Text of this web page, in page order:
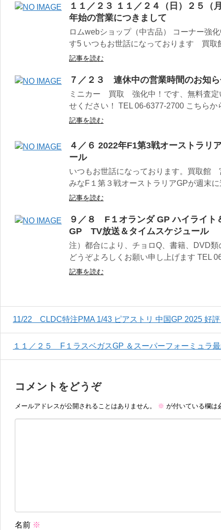
１１／２３ １１／２４（日）２５
年始の営業につきまして
ロムwebショップ（中古品） コーナー強
す5 いつもお世話になっております 買取
記事を読む
７／２３ 連休中の営業時間のお知
ミニカー 買取 強化中！です、無料査定
せください！ TEL 06-6377-2700 こちらか
記事を読む
４／６ 2022年F1第3戦オーストラ
ール
いつもお世話になっております。買取館
みなF１第３戦オーストラリアGPが週末
記事を読む
９／８ F１オランダ GP ハイライト
GP TV放送＆タイムスケジュール
注）都合により、チョロQ、書籍、DVD
どうぞよろしくお願い申し上げます TEL
記事を読む
11/22 CLDC特注PMA 1/43 ピアストリ 中国GP 2025 好
１１／２５ F１ラスベガスGP ＆スーパーフォーミュラ
コメントをどうぞ
メールアドレスが公開されることはありません。 ※ が付いている欄は
名前 ※